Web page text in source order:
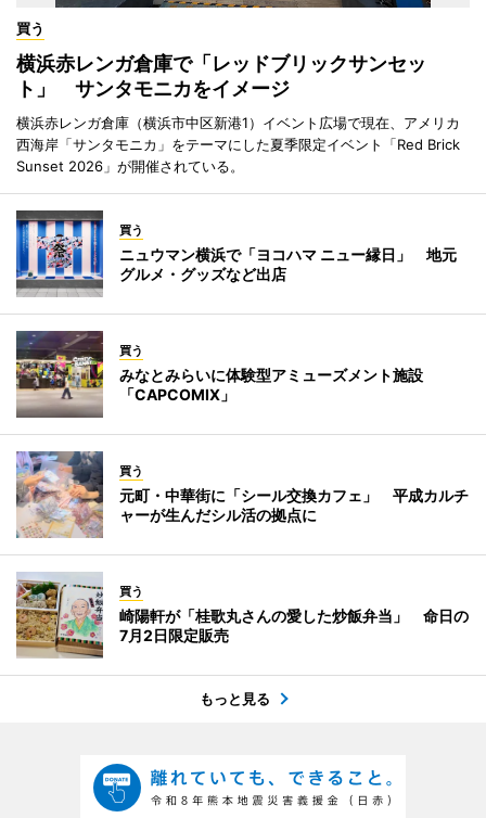
買う
横浜赤レンガ倉庫で「レッドブリックサンセッ
ト」 サンタモニカをイメージ
横浜赤レンガ倉庫（横浜市中区新港1）イベント広場で現在、アメリカ
西海岸「サンタモニカ」をテーマにした夏季限定イベント「Red Brick
Sunset 2026」が開催されている。
買う
ニュウマン横浜で「ヨコハマ ニュー縁日」 地元
グルメ・グッズなど出店
買う
みなとみらいに体験型アミューズメント施設
「CAPCOMIX」
買う
元町・中華街に「シール交換カフェ」 平成カルチ
ャーが生んだシル活の拠点に
買う
崎陽軒が「桂歌丸さんの愛した炒飯弁当」 命日の
7月2日限定販売
もっと見る